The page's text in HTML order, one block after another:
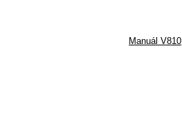
Manuál V810